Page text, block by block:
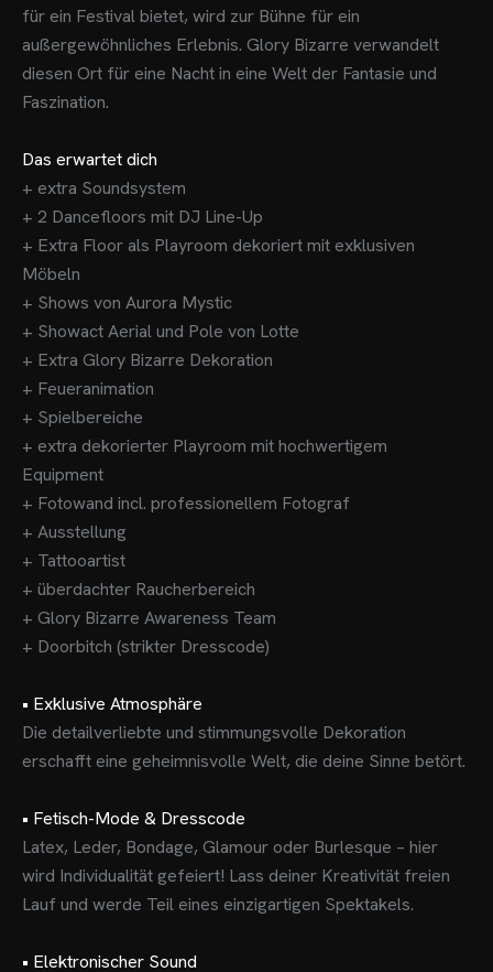
für ein Festival bietet, wird zur Bühne für ein
außergewöhnliches Erlebnis. Glory Bizarre verwandelt
diesen Ort für eine Nacht in eine Welt der Fantasie und
Faszination.
Das erwartet dich
+ extra Soundsystem
+ 2 Dancefloors mit DJ Line-Up
+ Extra Floor als Playroom dekoriert mit exklusiven
Möbeln
+ Shows von Aurora Mystic
+ Showact Aerial und Pole von Lotte
+ Extra Glory Bizarre Dekoration
+ Feueranimation
+ Spielbereiche
+ extra dekorierter Playroom mit hochwertigem
Equipment
+ Fotowand incl. professionellem Fotograf
+ Ausstellung
+ Tattooartist
+ überdachter Raucherbereich
+ Glory Bizarre Awareness Team
+ Doorbitch (strikter Dresscode)
• Exklusive Atmosphäre
Die detailverliebte und stimmungsvolle Dekoration
erschafft eine geheimnisvolle Welt, die deine Sinne betört.
• Fetisch-Mode & Dresscode
Latex, Leder, Bondage, Glamour oder Burlesque – hier
wird Individualität gefeiert! Lass deiner Kreativität freien
Lauf und werde Teil eines einzigartigen Spektakels.
• Elektronischer Sound